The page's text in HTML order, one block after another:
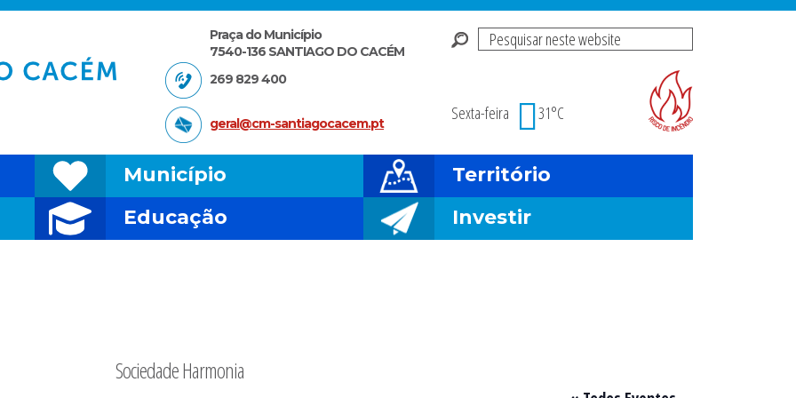
Pesquisar
Sexta-feira
31°C
Praça do Município
7540-136 SANTIAGO DO CACÉM
269 829 400
geral@cm-santiagocacem.pt
Município
Território
Educação Investir
Sociedade Harmonia